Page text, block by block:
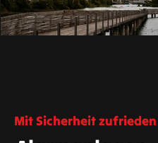
Mit Sicherheit zufrieden